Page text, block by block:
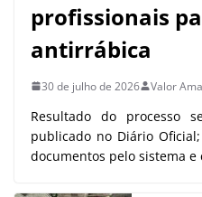
profissionais
antirrábica
30 de julho de 2026 Valor
Resultado do processo
publicado no Diário
documentos pelo sistema e